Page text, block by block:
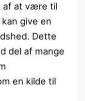
af at være til
give en
Dette
del af mange
en kilde til